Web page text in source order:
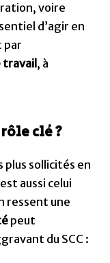
voire
d’agir en
par
, à
clé ?
plus sollicités en
aussi celui
ressent une
peut
du SCC :